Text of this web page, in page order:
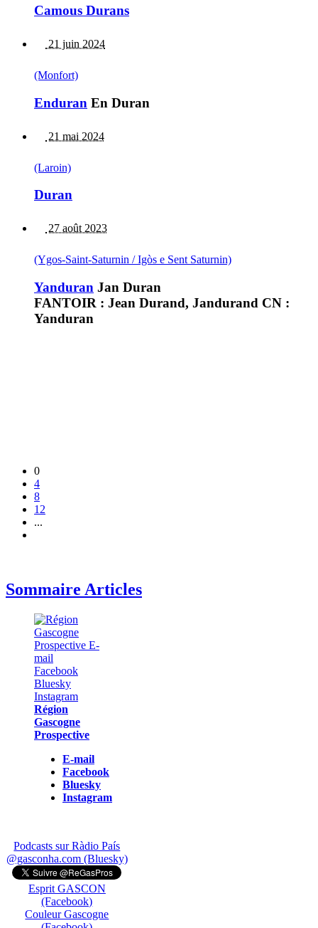
Camous Durans
21 juin 2024
(Monfort)
Enduran En Duran
21 mai 2024
(Laroin)
Duran
27 août 2023
(Ygos-Saint-Saturnin / Igòs e Sent Saturnin)
Yanduran Jan Duran
FANTOIR : Jean Durand, Jandurand CN :
Yanduran
0
4
8
12
...
Sommaire Articles
Région
Gascogne
Prospective
E-mail
Facebook
Bluesky
Instagram
Podcasts sur Ràdio País
@gasconha.com (Bluesky)
Esprit GASCON
(Facebook)
Couleur Gascogne